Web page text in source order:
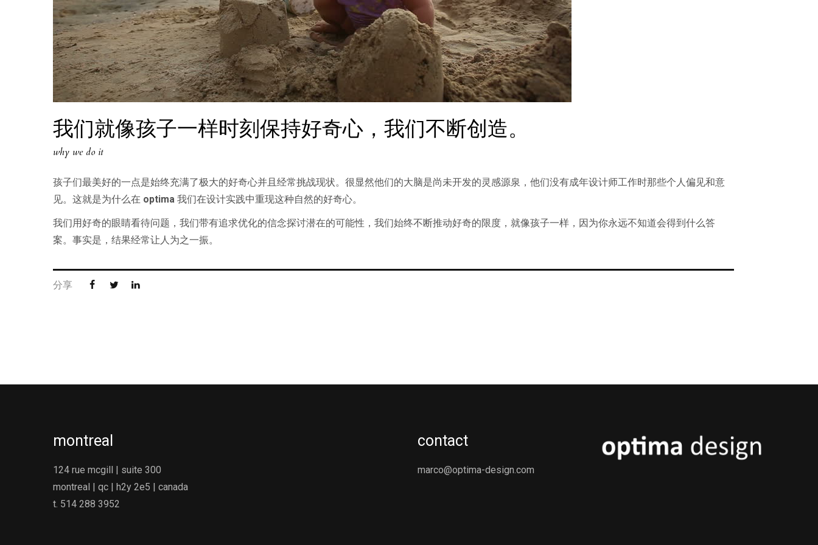
我们就像孩子一样时刻保持好奇心，我们不断创造。
why we do it
孩子们最美好的一点是始终充满了极大的好奇心并且经常挑战现状。很显然他们的大脑是尚未开发的灵感源泉，他们没有成年设计师工作时那些个人偏见和意
见。这就是为什么在 optima 我们在设计实践中重现这种自然的好奇心。
我们用好奇的眼睛看待问题，我们带有追求优化的信念探讨潜在的可能性，我们始终不断推动好奇的限度，就像孩子一样，因为你永远不知道会得到什么答
案。事实是，结果经常让人为之一振。
分享
montreal
124 rue mcgill | suite 300
montreal | qc | h2y 2e5 | canada
t. 514 288 3952
contact
marco@optima-design.com